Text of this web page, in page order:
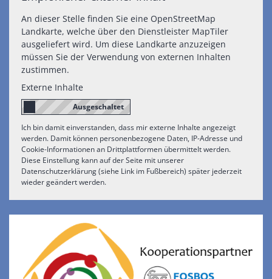
An dieser Stelle finden Sie eine OpenStreetMap
Landkarte, welche über den Dienstleister MapTiler
ausgeliefert wird. Um diese Landkarte anzuzeigen
müssen Sie der Verwendung von externen Inhalten
zustimmen.
Externe Inhalte
Ich bin damit einverstanden, dass mir externe Inhalte angezeigt
werden. Damit können personenbezogene Daten, IP-Adresse und
Cookie-Informationen an Drittplattformen übermittelt werden.
Diese Einstellung kann auf der Seite mit unserer
Datenschutzerklärung (siehe Link im Fußbereich) später jederzeit
wieder geändert werden.